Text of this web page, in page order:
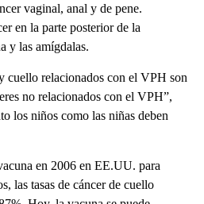
vaginal, anal y de pene.
en la parte posterior de la
y las amígdalas.
cuello relacionados con el VPH son
no relacionados con el VPH”,
los niños como las niñas deben
en 2006 en EE.UU. para
las tasas de cáncer de cuello